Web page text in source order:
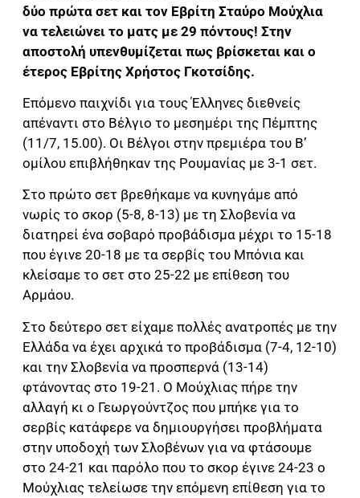
δύο πρώτα σετ και τον Εβρίτη Σταύρο Μούχλια
να τελειώνει το ματς με 29 πόντους! Στην
αποστολή υπενθυμίζεται πως βρίσκεται και ο
έτερος Εβρίτης Χρήστος Γκοτσίδης.
Επόμενο παιχνίδι για τους Έλληνες διεθνείς
απέναντι στο Βέλγιο το μεσημέρι της Πέμπτης
(11/7, 15.00). Οι Βέλγοι στην πρεμιέρα του Β’
ομίλου επιβλήθηκαν της Ρουμανίας με 3-1 σετ.
Στο πρώτο σετ βρεθήκαμε να κυνηγάμε από
νωρίς το σκορ (5-8, 8-13) με τη Σλοβενία να
διατηρεί ένα σοβαρό προβάδισμα μέχρι το 15-18
που έγινε 20-18 με τα σερβίς του Μπόνια και
κλείσαμε το σετ στο 25-22 με επίθεση του
Αρμάου.
Στο δεύτερο σετ είχαμε πολλές ανατροπές με την
Ελλάδα να έχει αρχικά το προβάδισμα (7-4, 12-10)
και την Σλοβενία να προσπερνά (13-14)
φτάνοντας στο 19-21. Ο Μούχλιας πήρε την
αλλαγή κι ο Γεωργούντζος που μπήκε για το
σερβίς κατάφερε να δημιουργήσει προβλήματα
στην υποδοχή των Σλοβένων για να φτάσουμε
στο 24-21 και παρόλο που το σκορ έγινε 24-23 ο
Μούχλιας τελείωσε την επόμενη επίθεση για το